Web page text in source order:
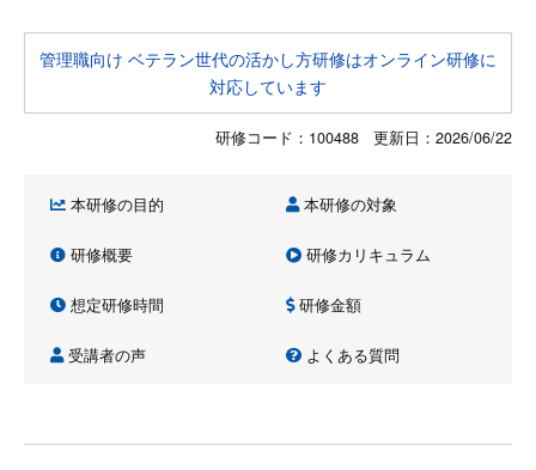
管理職向け ベテラン世代の活かし方研修はオンライン研修に
対応しています
研修コード：100488 更新日： 2026/06/22
本研修の目的 本研修の対象
研修概要 研修カリキュラム
想定研修時間 研修金額
受講者の声 よくある質問